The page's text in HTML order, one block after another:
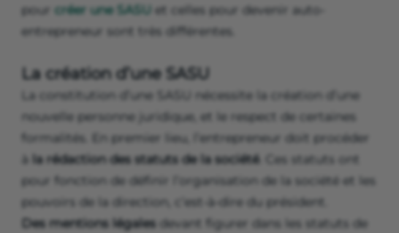
pour créer une SASU et celles pour devenir auto-
entrepreneur sont très différentes.
La création d’une SASU
La constitution d’une SASU nécessite la création d’une
nouvelle personne juridique, et le respect de certaines
formalités. En premier lieu, l’entrepreneur doit procéder
à la rédaction des statuts de la société. Ces statuts ont
pour fonction de définir l’organisation de la société et les
pouvoirs de la direction, c’est-à-dire du président.
Des mentions légales devant figurer dans les statuts de